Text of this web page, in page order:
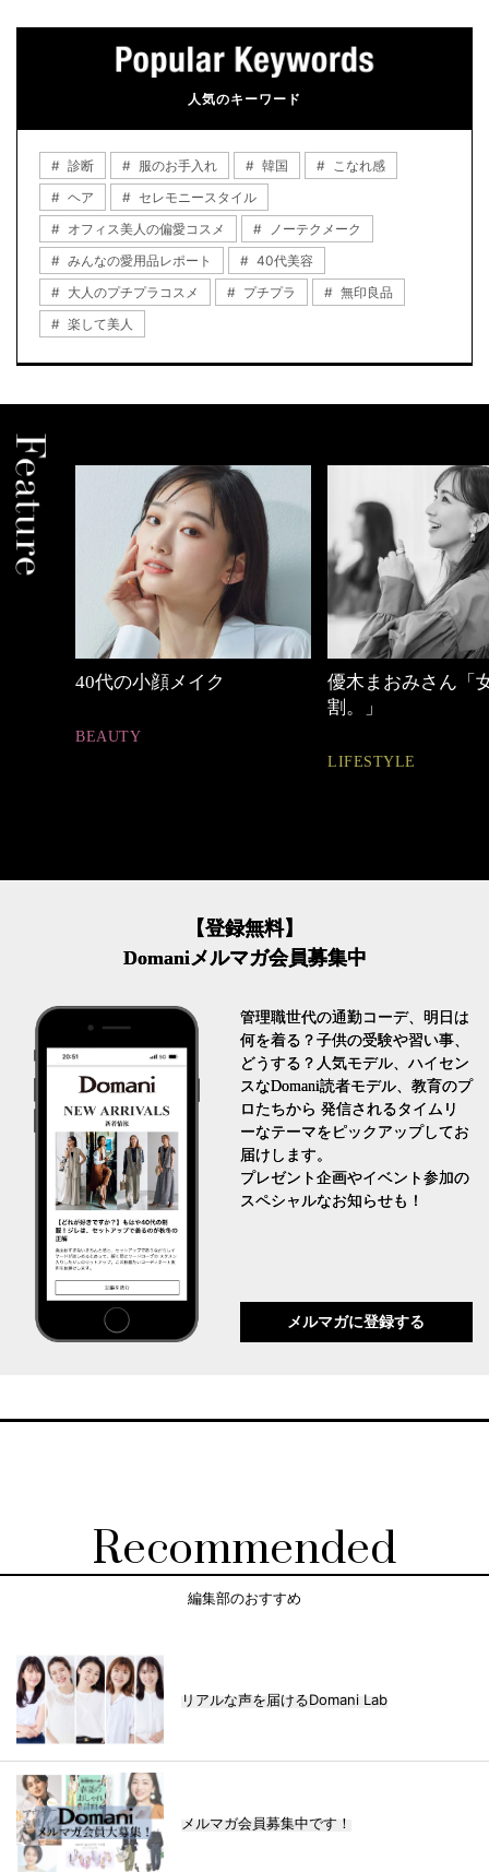
人気のキーワード
診断 服のお手入れ 韓国
こなれ感
ヘア
セレモニースタイル
オフィス美人の偏愛コスメ
ノーテクメーク
みんなの愛用品レポート
40代美容
大人のプチプラコスメ
プチプラ
無印良品
楽して美人
優木まおみさん「女の時間
【ワー
【登録無料】
Domaniメルマガ会員募集中
管理職世代の通勤コーデ、明日は
何を着る？子供の受験や習い事、
どうする？人気モデル、ハイセン
スなDomani読者モデル、教育のプ
ロたちから 発信されるタイムリ
ーなテーマをピックアップしてお
届けします。
プレゼント企画やイベント参加の
スペシャルなお知らせも！
メルマガに登録する
Recommended
編集部のおすすめ
リアルな声を届けるDomani Lab
メルマガ会員募集中です！